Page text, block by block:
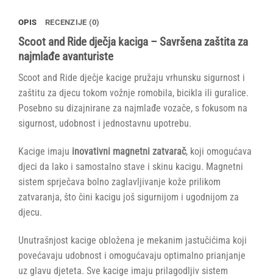
OPIS RECENZIJE (0)
Scoot and Ride dječja kaciga – Savršena zaštita za
najmlađe avanturiste
Scoot and Ride dječje kacige pružaju vrhunsku sigurnost i
zaštitu za djecu tokom vožnje romobila, bicikla ili guralice.
Posebno su dizajnirane za najmlađe vozače, s fokusom na
sigurnost, udobnost i jednostavnu upotrebu.
Kacige imaju inovativni magnetni zatvarač, koji omogućava
djeci da lako i samostalno stave i skinu kacigu. Magnetni
sistem sprječava bolno zaglavljivanje kože prilikom
zatvaranja, što čini kacigu još sigurnijom i ugodnijom za
djecu.
Unutrašnjost kacige obložena je mekanim jastučićima koji
povećavaju udobnost i omogućavaju optimalno prianjanje
uz glavu djeteta. Sve kacige imaju prilagodljiv sistem